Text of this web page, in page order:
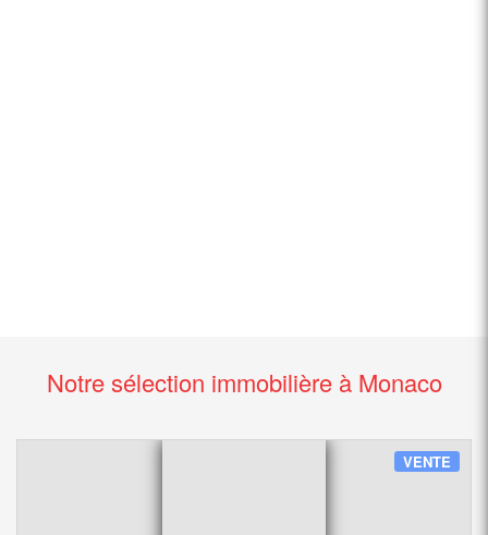
Notre sélection immobilière à Monaco
VENTE